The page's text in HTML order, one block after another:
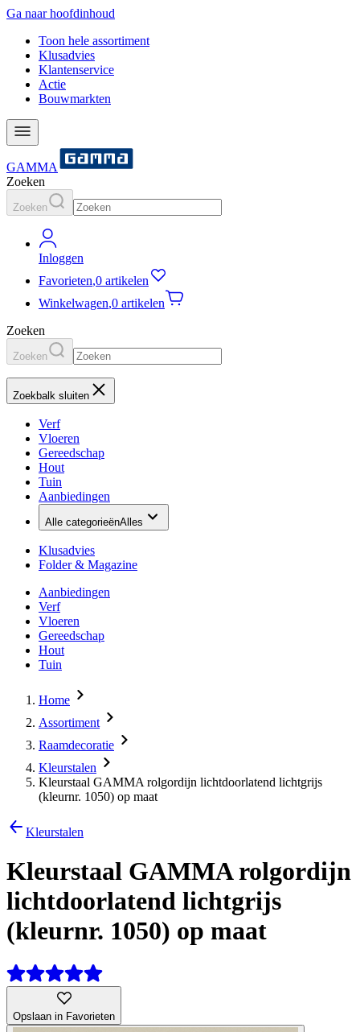
Ga naar hoofdinhoud
Toon hele assortiment
Klusadvies
Klantenservice
Actie
Bouwmarkten
GAMMA
Zoeken
Zoeken
Inloggen
Favorieten,0 artikelen
Winkelwagen,0 artikelen
Zoeken
Zoeken
Zoekbalk sluiten
Verf
Vloeren
Gereedschap
Hout
Tuin
Aanbiedingen
Alle categorieënAlles
Klusadvies
Folder & Magazine
Aanbiedingen
Verf
Vloeren
Gereedschap
Hout
Tuin
Home
Assortiment
Raamdecoratie
Kleurstalen
Kleurstaal GAMMA rolgordijn lichtdoorlatend lichtgrijs
(kleurnr. 1050) op maat
Kleurstalen
Kleurstaal GAMMA rolgordijn
lichtdoorlatend lichtgrijs
(kleurnr. 1050) op maat
Opslaan in Favorieten